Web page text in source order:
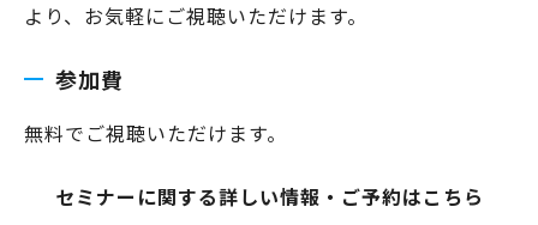
より、お気軽にご視聴いただけます。
参加費
無料でご視聴いただけます。
セミナーに関する詳しい情報・ご予約はこちら